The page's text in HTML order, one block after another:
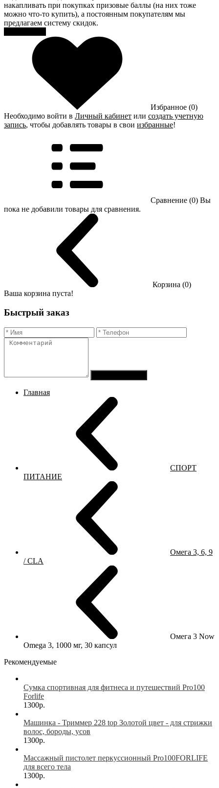
накапливать при покупках призовые баллы (на них тоже
можно что-то купить), а постоянным покупателям мы
предлагаем систему скидок.
Избранное (0)
Необходимо войти в Личный кабинет или создать учетную
запись, чтобы добавлять товары в свои избранные!
Сравнение (0) Вы
пока не добавили товары для сравнения.
Корзина (0)
Ваша корзина пуста!
Быстрый заказ
Главная
СПОРТ
ПИТАНИЕ
Омега 3, 6, 9
/ CLA
Омега 3 Now
Omega 3, 1000 мг, 30 капсул
Рекомендуемые
Сумка спортивная для фитнеса и путешествий Pro100
Forlife
1300р.
Машинка - Триммер 228 top Золотой цвет - для стрижки
волос, бороды, усов
1300р.
Массажный пистолет перкуссионный Pro100FORLIFE
для всего тела
1300р.